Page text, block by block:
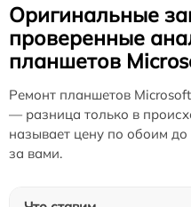
Оригинальные
проверенные
планшетов
Ремонт планшетов
— разница только в
называет цену по обоим
за вами.